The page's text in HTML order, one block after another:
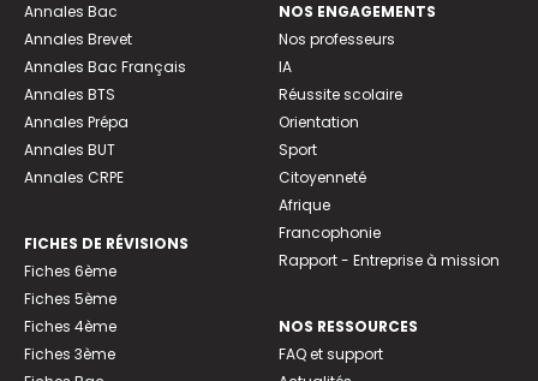
Annales Bac
Annales Brevet
Annales Bac Français
Annales BTS
Annales Prépa
Annales BUT
Annales CRPE
FICHES DE RÉVISIONS
Fiches 6ème
Fiches 5ème
Fiches 4ème
Fiches 3ème
NOS ENGAGEMENTS
Nos professeurs
IA
Réussite scolaire
Orientation
Sport
Citoyenneté
Afrique
Francophonie
Rapport - Entreprise à mission
NOS RESSOURCES
FAQ et support